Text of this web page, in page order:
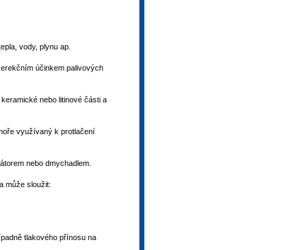
vody, plynu ap.
účinkem palivových
nebo litinové části a
využívaný k protlačení
nebo dmychadlem.
může sloužit:
tlakového přínosu na